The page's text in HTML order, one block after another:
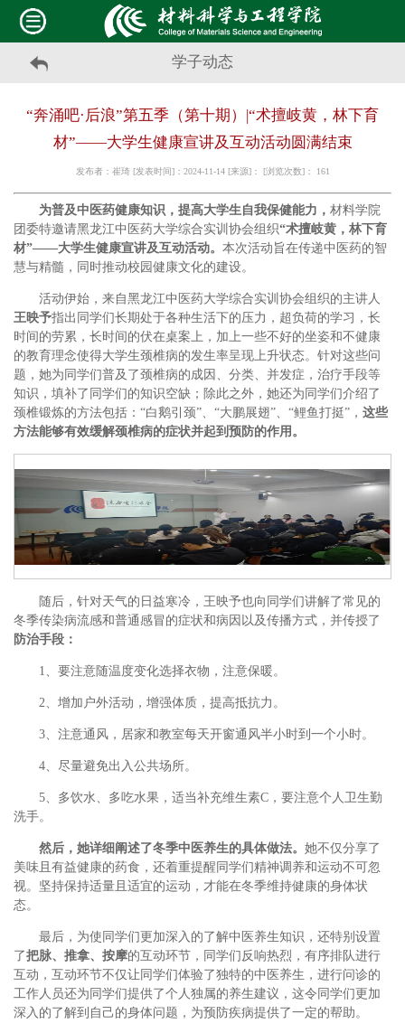
学子动态
“奔涌吧·后浪”第五季（第十期）|“术擅岐黄，林下育
材”——大学生健康宣讲及互动活动圆满结束
发布者：崔琦 [发表时间]：2024-11-14 [来源]： [浏览次数]： 161
为普及中医药健康知识，提高大学生自我保健能力， 材料学院
团委特邀请黑龙江中医药大学综合实训协会组织“术擅岐黄，林下育
材”——大学生健康宣讲及互动活动。 本次活动旨在传递中医药的智
慧与精髓，同时推动校园健康文化的建设。
活动伊始，来自黑龙江中医药大学综合实训协会组织的主讲人
王映予指出同学们长期处于各种生活下的压力，超负荷的学习，长
时间的劳累，长时间的伏在桌案上，加上一些不好的坐姿和不健康
的教育理念使得大学生颈椎病的发生率呈现上升状态。针对这些问
题，她为同学们普及了颈椎病的成因、分类、并发症，治疗手段等
知识，填补了同学们的知识空缺；除此之外，她还为同学们介绍了
颈椎锻炼的方法包括：“白鹅引颈”、“大鹏展翅”、“鲤鱼打挺”， 这些
方法能够有效缓解颈椎病的症状并起到预防的作用。
随后，针对天气的日益寒冷，王映予也向同学们讲解了常见的
冬季传染病流感和普通感冒的症状和病因以及传播方式，并传授了
防治手段：
1、要注意随温度变化选择衣物，注意保暖。
2、增加户外活动，增强体质，提高抵抗力。
3、注意通风，居家和教室每天开窗通风半小时到一个小时。
4、尽量避免出入公共场所。
5、多饮水、多吃水果，适当补充维生素C，要注意个人卫生勤
洗手。
然后，她详细阐述了冬季中医养生的具体做法。 她不仅分享了
美味且有益健康的药食，还着重提醒同学们精神调养和运动不可忽
视。坚持保持适量且适宜的运动，才能在冬季维持健康的身体状
态。
最后，为使同学们更加深入的了解中医养生知识，还特别设置
了把脉、推拿、按摩的互动环节，同学们反响热烈，有序排队进行
互动，互动环节不仅让同学们体验了独特的中医养生，进行问诊的
工作人员还为同学们提供了个人独属的养生建议，这令同学们更加
深入的了解到自己的身体问题，为预防疾病提供了一定的帮助。